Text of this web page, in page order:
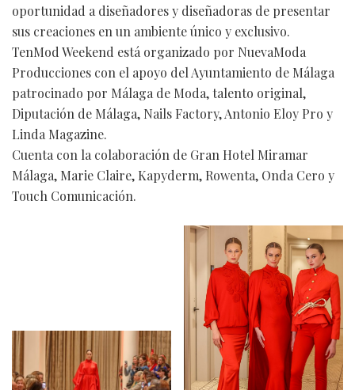
oportunidad a diseñadores y diseñadoras de presentar
sus creaciones en un ambiente único y exclusivo.
TenMod Weekend está organizado por NuevaModa
Producciones con el apoyo del Ayuntamiento de Málaga
patrocinado por Málaga de Moda, talento original,
Diputación de Málaga, Nails Factory, Antonio Eloy Pro y
Linda Magazine.
Cuenta con la colaboración de Gran Hotel Miramar
Málaga, Marie Claire, Kapyderm, Rowenta, Onda Cero y
Touch Comunicación.